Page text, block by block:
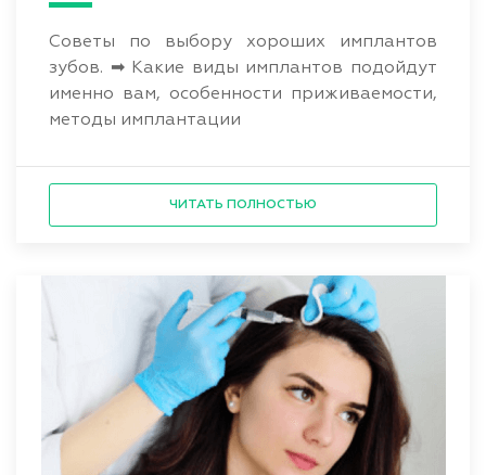
Советы по выбору хороших имплантов
зубов. ➡ Какие виды имплантов подойдут
именно вам, особенности приживаемости,
методы имплантации
ЧИТАТЬ ПОЛНОСТЬЮ